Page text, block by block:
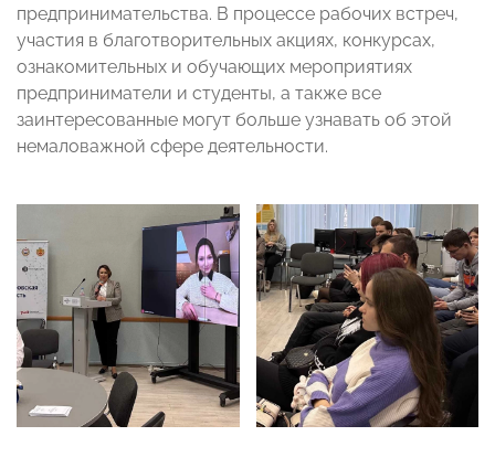
предпринимательства. В процессе рабочих встреч,
участия в благотворительных акциях, конкурсах,
ознакомительных и обучающих мероприятиях
предприниматели и студенты, а также все
заинтересованные могут больше узнавать об этой
немаловажной сфере деятельности.